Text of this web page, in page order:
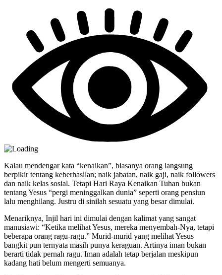
Kalau mendengar kata “kenaikan”, biasanya orang langsung
berpikir tentang keberhasilan; naik jabatan, naik gaji, naik followers
dan naik kelas sosial. Tetapi Hari Raya Kenaikan Tuhan bukan
tentang Yesus “pergi meninggalkan dunia” seperti orang pensiun
lalu menghilang. Justru di sinilah sesuatu yang besar dimulai.
Menariknya, Injil hari ini dimulai dengan kalimat yang sangat
manusiawi: “Ketika melihat Yesus, mereka menyembah-Nya, tetapi
beberapa orang ragu-ragu.” Murid-murid yang melihat Yesus
bangkit pun ternyata masih punya keraguan. Artinya iman bukan
berarti tidak pernah ragu. Iman adalah tetap berjalan meskipun
kadang hati belum mengerti semuanya.